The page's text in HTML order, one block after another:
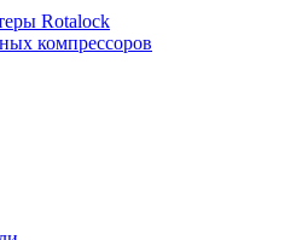
Rotalock
компрессоров